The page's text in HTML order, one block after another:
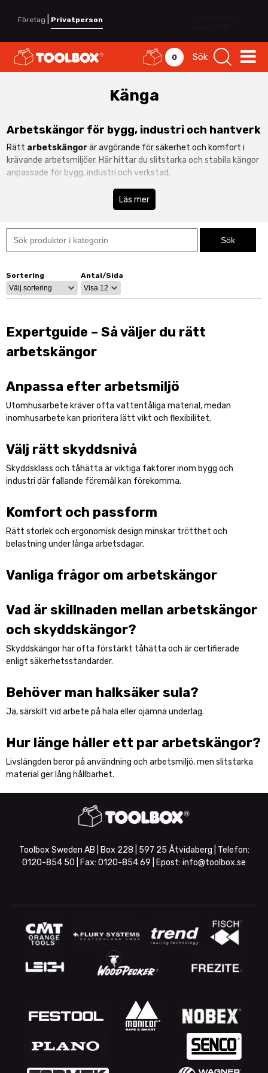
Företag Privatperson
0 Sök
Känga
Arbetskängor för bygg, industri och hantverk
Rätt arbetskängorär avgörande för säkerhet och komfort i
krävande arbetsmiljöer. Här hittar du slitstarka och stabila kängor
anpassade för bygg, industri och verkstad.
Skyddskängor är konstruerade för att ge maximalt stöd, bra
grepp och skydd mot yttre påverkan. Med robust konstruktion
Skyddskängor med säkerhet i fokus
ökad trygghet. Stabil ankelkonstruktion minskar risken för skador
och ger bättre stöd vid ojämnt underlag.
Komfort under hela arbetsdagen
bekväm under långa arbetsdagar. Dämpande sulor och
ergonomisk passform bidrar till minskad belastning.
Slitstarka material
Stabil ankelkonstruktion
Anpassade för yrkesbruk
Oavsett om du söker klassiska säkerhetskängor eller mer
avancerade arbetskängor hittar du rätt modell här.
Läs mer
Sortering Antal/Sida
Expertguide – Så väljer du rätt
arbetskängor
Anpassa efter arbetsmiljö
Utomhusarbete kräver ofta vattentåliga material, medan
inomhusarbete kan prioritera lätt vikt och flexibilitet.
Välj rätt skyddsnivå
Skyddsklass och tåhätta är viktiga faktorer inom bygg och
industri där fallande föremål kan förekomma.
Komfort och passform
Rätt storlek och ergonomisk design minskar trötthet och
belastning under långa arbetsdagar.
Vanliga frågor om arbetskängor
Vad är skillnaden mellan arbetskängor
och skyddskängor?
Skyddskängor har ofta förstärkt tåhätta och är certifierade
enligt säkerhetsstandarder.
Behöver man halksäker sula?
Ja, särskilt vid arbete på hala eller ojämna underlag.
Hur länge håller ett par arbetskängor?
Livslängden beror på användning och arbetsmiljö, men slitstarka
material ger lång hållbarhet.
Toolbox Sweden AB | Box 228 | 597 25 Åtvidaberg | Telefon:
0120-854 50 | Fax: 0120-854 69 | Epost: info@toolbox.se